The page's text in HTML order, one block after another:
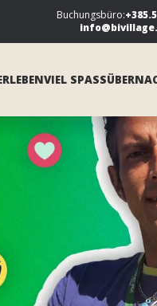
Buchungsbüro:
VIEL SPASS